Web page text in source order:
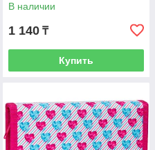
В наличии
1 140 ₸
Купить